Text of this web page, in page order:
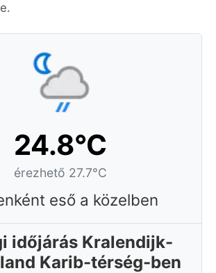
24.8°C
érezhető 27.7°C
eső a közelben
időjárás Kralendijk-
Karib-térség-ben